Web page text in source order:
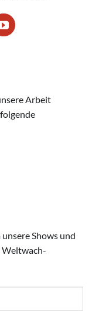
Arbeit
Shows und
Weltwach-